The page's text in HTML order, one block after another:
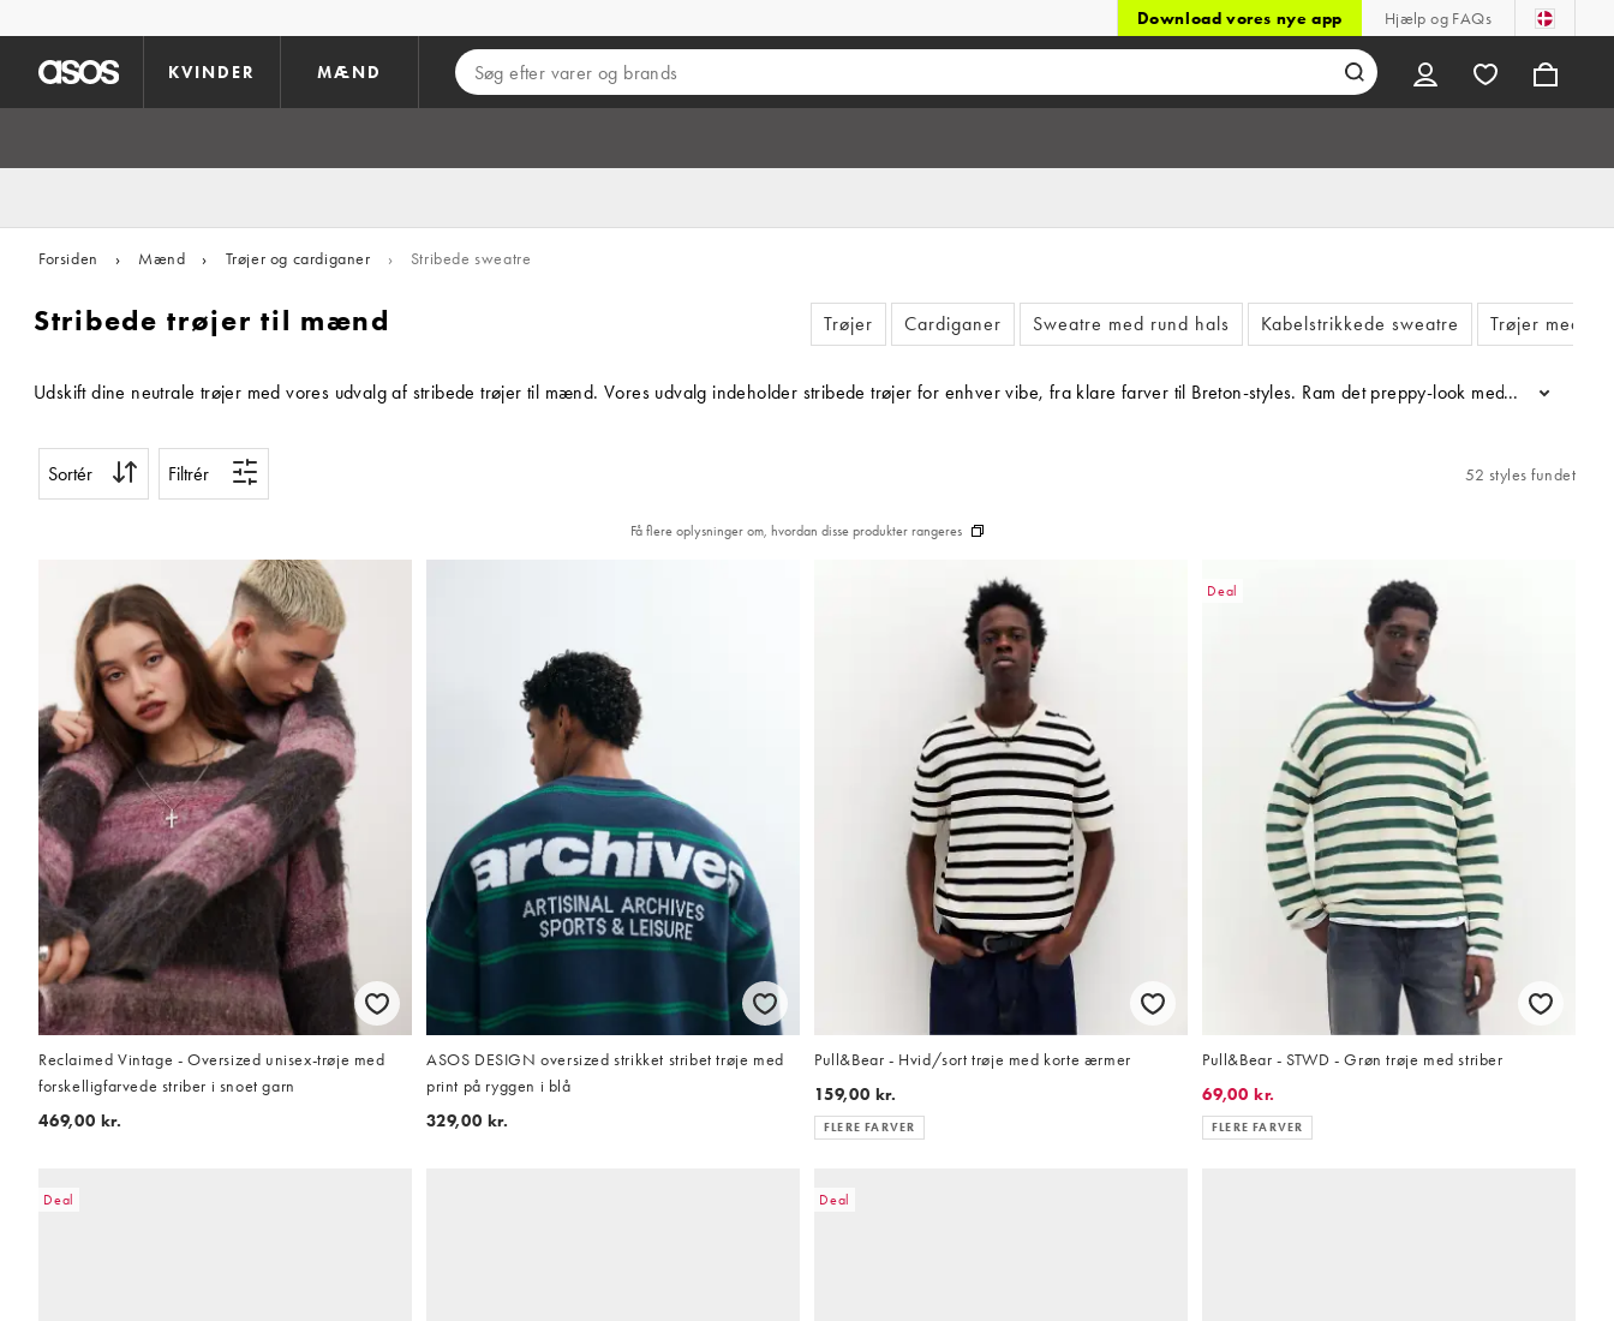
Download vores nye app Hjælp og FAQs
KVINDER MÆND
Forsiden › Mænd › Trøjer og cardiganer › Stribede sweatre
Stribede trøjer til mænd Trøjer Cardiganer Sweatre med rund hals Kabelstrikkede sweatre Trøjer med v-
Udskift dine neutrale trøjer med vores udvalg af stribede trøjer til mænd. Vores udvalg indeholder stribede trøjer for enhver vibe, fra klare farver til Breton-styles. Ram det preppy-look med en
...
Sortér Filtrér 52 styles fundet
Få flere oplysninger om, hvordan disse produkter rangeres
Reclaimed Vintage - Oversized unisex-trøje med
forskelligfarvede striber i snoet garn
469,00 kr.
ASOS DESIGN oversized strikket stribet trøje med
print på ryggen i blå
329,00 kr.
Pull&Bear - Hvid/sort trøje med korte ærmer
159,00 kr.
FLERE FARVER
Deal
Pull&Bear - STWD - Grøn trøje med striber
69,00 kr.
FLERE FARVER
Deal Deal